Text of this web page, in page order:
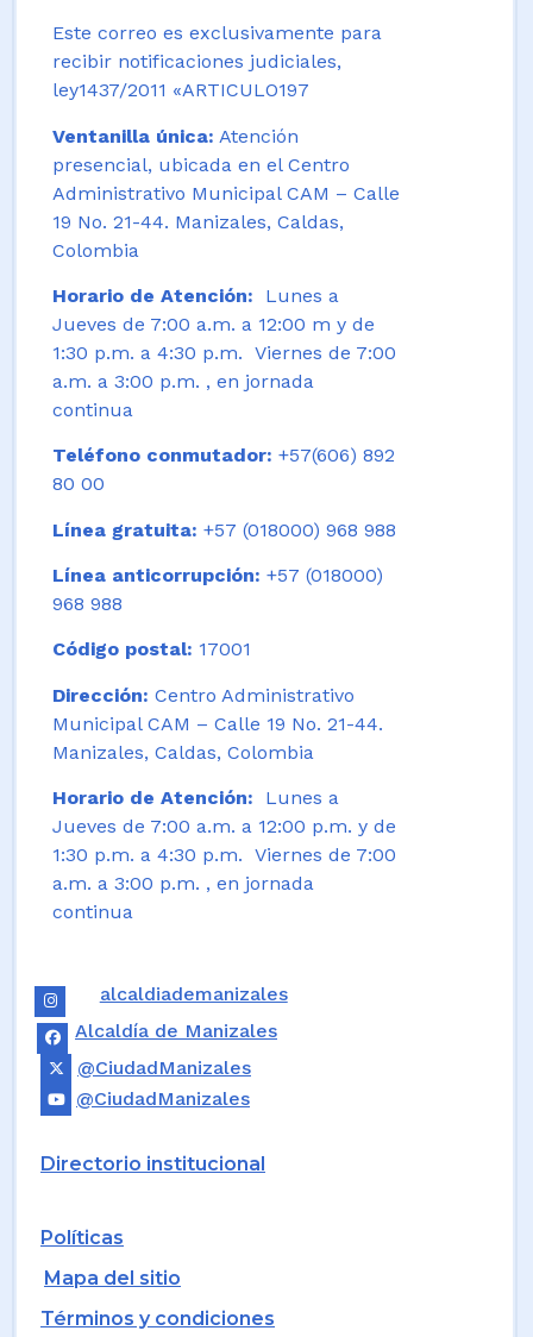
Este correo es exclusivamente para
recibir notificaciones judiciales,
ley1437/2011 «ARTICULO197
Ventanilla única: Atención
presencial, ubicada en el Centro
Administrativo Municipal CAM – Calle
19 No. 21-44. Manizales, Caldas,
Colombia
Horario de Atención:
Lunes a
Jueves de 7:00 a.m. a 12:00 m y de
1:30 p.m. a 4:30 p.m. Viernes de 7:00
a.m. a 3:00 p.m. , en jornada
continua
Teléfono conmutador: +57(606) 892
80 00
Línea gratuita: +57 (018000) 968 988
Línea anticorrupción: +57 (018000)
968 988
Código postal: 17001
Dirección: Centro Administrativo
Municipal CAM – Calle 19 No. 21-44.
Manizales, Caldas, Colombia
Horario de Atención: Lunes a
Jueves de 7:00 a.m. a 12:00 p.m. y de
1:30 p.m. a 4:30 p.m. Viernes de 7:00
a.m. a 3:00 p.m. , en jornada
continua
alcaldiademanizales
Alcaldía de Manizales
@CiudadManizales
@CiudadManizales
Directorio institucional
Políticas
Mapa del sitio
Términos y condiciones